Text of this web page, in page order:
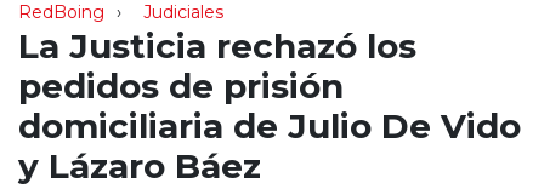
RedBoing Judiciales
La Justicia rechazó los
pedidos de prisión
domiciliaria de Julio De Vido
y Lázaro Báez